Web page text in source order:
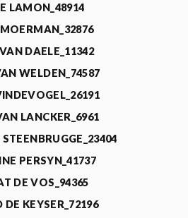
LAMON_48914
DAELE_11342
WELDEN_74587
LANCKER_6961
PERSYN_41737
DE VOS_94365
KEYSER_72196